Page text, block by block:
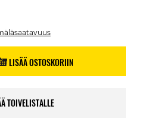
LISÄÄ OSTOSKORIIN
TOIVELISTALLE